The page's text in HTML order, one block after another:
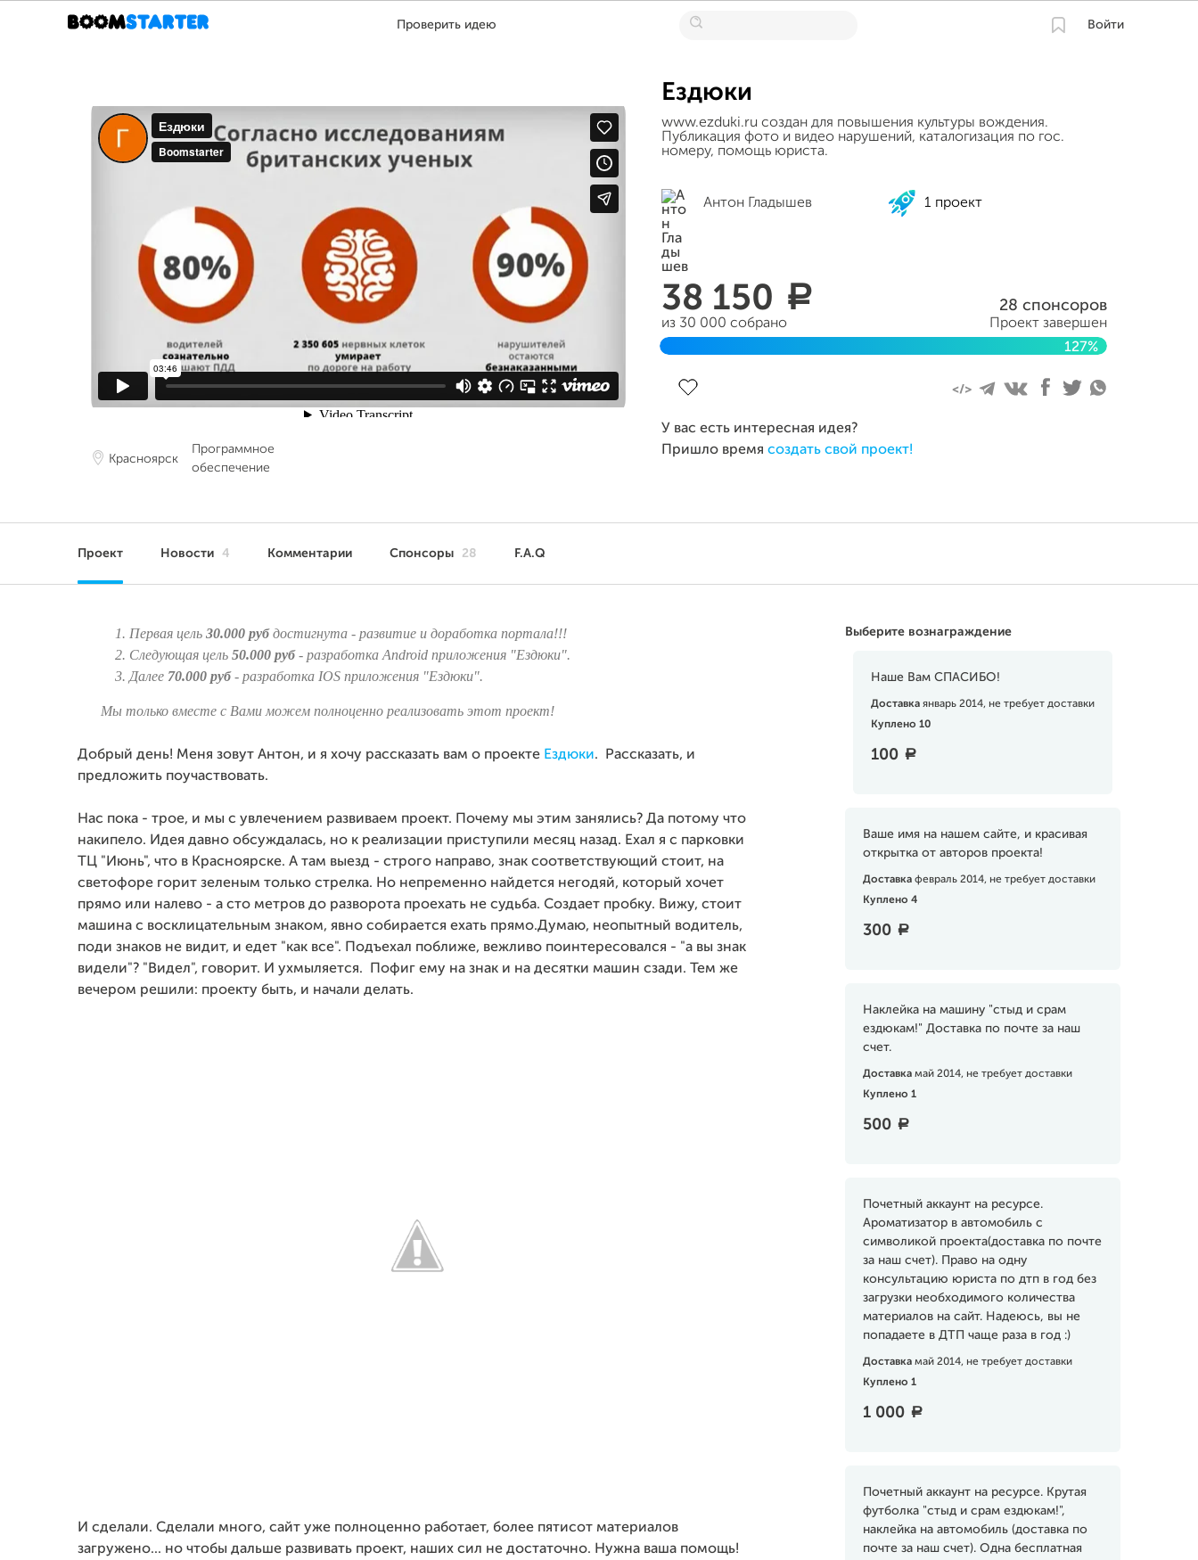
Проверить идею Войти
Красноярск
Программное
обеспечение
Ездюки
www.ezduki.ru создан для повышения культуры вождения.
Публикация фото и видео нарушений, каталогизация по гос.
номеру, помощь юриста.
Антон Гладышев 1 проект
38 150 a
из 30 000 собрано
28 спонсоров
Проект завершен
127%
У вас есть интересная идея?
Пришло время создать свой проект!
Проект Новости 4 Комментарии Спонсоры 28 F.A.Q
Выберите вознаграждение
Наше Вам СПАСИБО!
Доставка январь 2014, не требует доставки
Куплено 10
100 a
Ваше имя на нашем сайте, и красивая
открытка от авторов проекта!
Доставка февраль 2014, не требует доставки
Куплено 4
300 a
Наклейка на машину "стыд и срам
ездюкам!" Доставка по почте за наш
счет.
Доставка май 2014, не требует доставки
Куплено 1
500 a
Почетный аккаунт на ресурсе.
Ароматизатор в автомобиль с
символикой проекта(доставка по почте
за наш счет). Право на одну
консультацию юриста по дтп в год без
загрузки необходимого количества
материалов на сайт. Надеюсь, вы не
попадаете в ДТП чаще раза в год :)
Доставка май 2014, не требует доставки
Куплено 1
1 000 a
Почетный аккаунт на ресурсе. Крутая
футболка "стыд и срам ездюкам!",
наклейка на автомобиль (доставка по
почте за наш счет). Одна бесплатная
Первая цель 30.000 рубдостигнута - развитие и доработка портала!!!
Следующая цель 50.000 руб- разработка Android приложения "Ездюки".
Далее 70.000 руб- разработка IOS приложения "Ездюки".
Мы только вместе с Вами можем полноценно реализовать этот проект!
Добрый день! Меня зовут Антон, и я хочу рассказать вам о проекте Ездюки. Рассказать, и
предложить поучаствовать.
Нас пока - трое, и мы с увлечением развиваем проект. Почему мы этим занялись? Да потому что
накипело. Идея давно обсуждалась, но к реализации приступили месяц назад. Ехал я с парковки
ТЦ "Июнь", что в Красноярске. А там выезд - строго направо, знак соответствующий стоит, на
светофоре горит зеленым только стрелка. Но непременно найдется негодяй, который хочет
прямо или налево - а сто метров до разворота проехать не судьба. Создает пробку. Вижу, стоит
машина с восклицательным знаком, явно собирается ехать прямо.Думаю, неопытный водитель,
поди знаков не видит, и едет "как все". Подъехал поближе, вежливо поинтересовался - "а вы знак
видели"? "Видел", говорит. И ухмыляется. Пофиг ему на знак и на десятки машин сзади. Тем же
вечером решили: проекту быть, и начали делать.
И сделали. Сделали много, сайт уже полноценно работает, более пятисот материалов
загружено... но чтобы дальше развивать проект, наших сил не достаточно. Нужна ваша помощь!